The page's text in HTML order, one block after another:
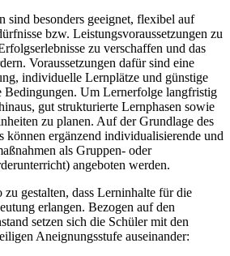
sind besonders geeignet, flexibel auf
bzw. Leistungsvoraussetzungen zu
zu verschaffen und das
Voraussetzungen dafür sind eine
individuelle Lernplätze und günstige
Bedingungen. Um Lernerfolge langfristig
gut strukturierte Lernphasen sowie
zu planen. Auf der Grundlage des
können ergänzend individualisierende und
als Gruppen- oder
angeboten werden.
zu gestalten, dass Lerninhalte für die
erlangen. Bezogen auf den
setzen sich die Schüler mit den
Aneignungsstufe auseinander: